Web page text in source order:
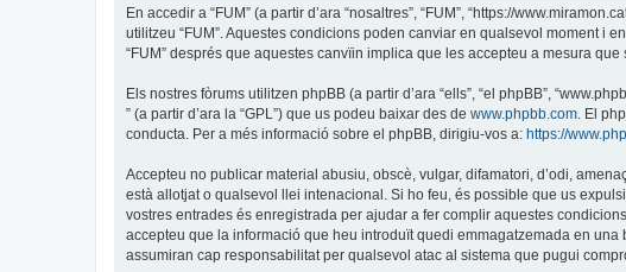
En accedir a “FUM” (a partir d’ara “nosaltres”, “FUM”, “https://
utilitzeu “FUM”. Aquestes condicions poden canviar en qualsevol moment i
“FUM” després que aquestes canvïin implica que les accepteu a mesura que
Els nostres fòrums utilitzen phpBB (a partir d’ara “ells”, “el phpBB”,
” (a partir d’ara la “GPL”) que us podeu baixar des de www.phpbb.com . El
conducta. Per a més informació sobre el phpBB, dirigiu-vos a: https://
Accepteu no publicar material abusiu, obscè, vulgar, difamatori, d’odi,
està allotjat o qualsevol llei intenacional. Si ho feu, és possible que us
vostres entrades és enregistrada per ajudar a fer complir aquestes
accepteu que la informació que heu introduït quedi emmagatzemada en
assumiran cap responsabilitat per qualsevol atac al sistema que pugui